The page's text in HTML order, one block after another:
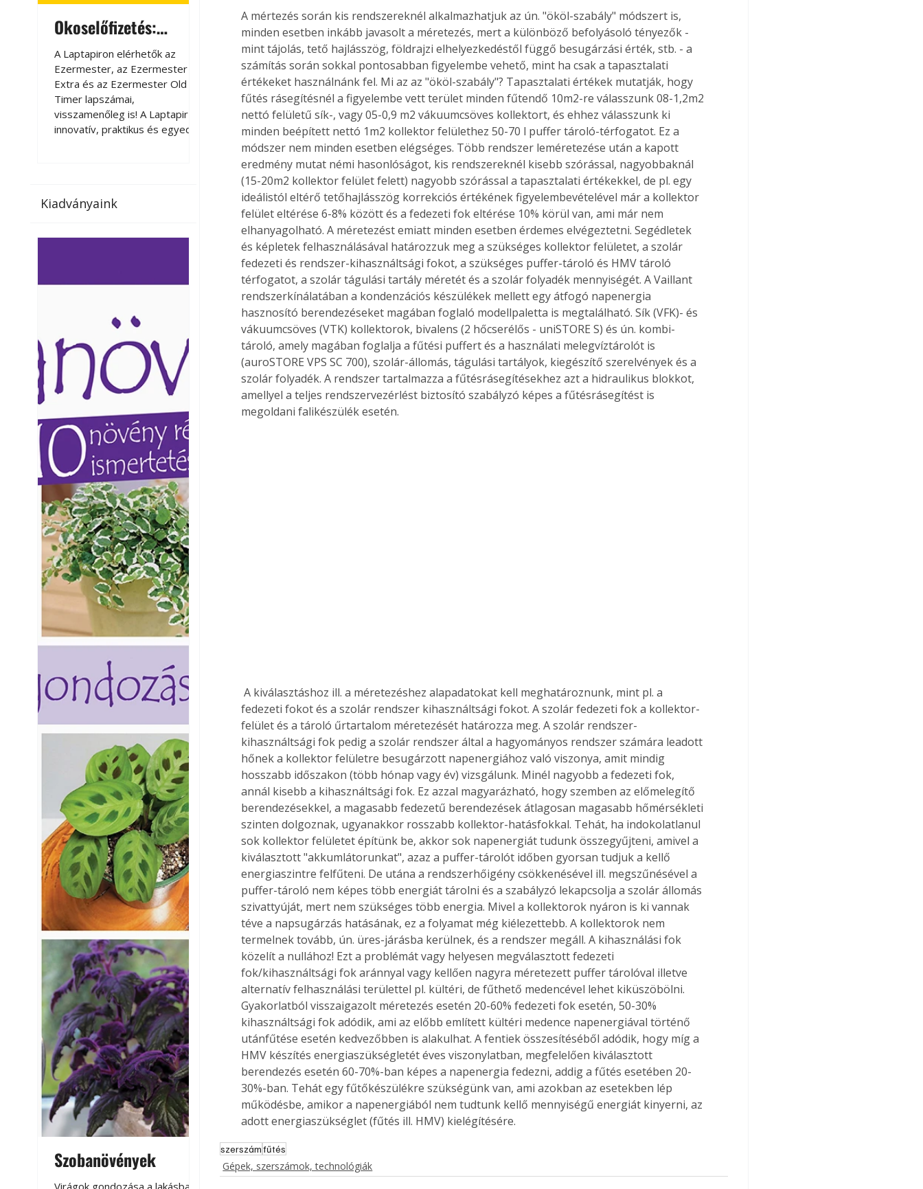
Okoselőfizetés:
Ezermester Extra
A Laptapiron elérhetők az
Ezermester, az Ezermester
Extra és az Ezermester Old
Timer lapszámai,
visszamenőleg is! A Laptapir új,
innovatív, praktikus és egyedi
az otthonában, útközben vagy
elérhetők lapszámaink. Bárhol,
Okoselőfizetés
A Laptapiron elérhetők az
Ezermester, az Ezermester
Extra és az Ezermester Old
Timer lapszámai,
visszamenőleg is! A Laptapir új,
innovatív, praktikus és egyedi
megoldás a nyomtatott
magazinok digitális olvasására
számítógépen, okostelefonon
vagy táblagépen. Kényelmesen
az otthonában, útközben vagy
nyaralás, pihenés alatt is
elérhetők lapszámaink. Bárhol,
bármikor, akár külföldön élve
vagy dolgozva is olvashatók az
Ezermester lapszámai. A
Laptapir kényelmes megoldás,
mert: – t
Együtt jobban megéri!
Bővebb információ itt!
Együtt jobban megéri! A
könyvek tetszőleges
párosítással kedvezményes
áron, 0 Ft postaköltséggel
megrendelhetők!
Kiadványaink
Szobanövények
Virágoskert: kertben,
teraszon, lakásban
Gyógyító növények: a
természet kincsei az
A mértezés során kis rendszereknél alkalmazhatjuk az ún. "ököl-szabály" módszert is,
minden esetben inkább javasolt a méretezés, mert a különböző befolyásoló tényezők -
mint tájolás, tető hajlásszög, földrajzi elhelyezkedéstől függő besugárzási érték, stb. - a
számítás során sokkal pontosabban figyelembe vehető, mint ha csak a tapasztalati
értékeket használnánk fel. Mi az az "ököl-szabály"? Tapasztalati értékek mutatják, hogy
fűtés rásegítésnél a figyelembe vett terület minden fűtendő 10m2-re válasszunk 08-1,2m2
nettó felületű sík-, vagy 05-0,9 m2 vákuumcsöves kollektort, és ehhez válasszunk ki
minden beépített nettó 1m2 kollektor felülethez 50-70 l puffer tároló-térfogatot. Ez a
módszer nem minden esetben elégséges. Több rendszer leméretezése után a kapott
eredmény mutat némi hasonlóságot, kis rendszereknél kisebb szórással, nagyobbaknál
(15-20m2 kollektor felület felett) nagyobb szórással a tapasztalati értékekkel, de pl. egy
ideálistól eltérő tetőhajlásszög korrekciós értékének figyelembevételével már a kollektor
felület eltérése 6-8% között és a fedezeti fok eltérése 10% körül van, ami már nem
elhanyagolható. A méretezést emiatt minden esetben érdemes elvégeztetni. Segédletek
és képletek felhasználásával határozzuk meg a szükséges kollektor felületet, a szolár
fedezeti és rendszer-kihasználtsági fokot, a szükséges puffer-tároló és HMV tároló
térfogatot, a szolár tágulási tartály méretét és a szolár folyadék mennyiségét. A Vaillant
rendszerkínálatában a kondenzációs készülékek mellett egy átfogó napenergia
hasznosító berendezéseket magában foglaló modellpaletta is megtalálható. Sík (VFK)- és
vákuumcsöves (VTK) kollektorok, bivalens (2 hőcserélős - uniSTORE S) és ún. kombi-
tároló, amely magában foglalja a fűtési puffert és a használati melegvíztárolót is
(auroSTORE VPS SC 700), szolár-állomás, tágulási tartályok, kiegészítő szerelvények és a
szolár folyadék. A rendszer tartalmazza a fűtésrásegítésekhez azt a hidraulikus blokkot,
amellyel a teljes rendszervezérlést biztosító szabályzó képes a fűtésrásegítést is
megoldani falikészülék esetén.
A kiválasztáshoz ill. a méretezéshez alapadatokat kell meghatároznunk, mint pl. a
fedezeti fokot és a szolár rendszer kihasználtsági fokot. A szolár fedezeti fok a kollektor-
felület és a tároló űrtartalom méretezését határozza meg. A szolár rendszer-
kihasználtsági fok pedig a szolár rendszer által a hagyományos rendszer számára leadott
hőnek a kollektor felületre besugárzott napenergiához való viszonya, amit mindig
hosszabb időszakon (több hónap vagy év) vizsgálunk. Minél nagyobb a fedezeti fok,
annál kisebb a kihasználtsági fok. Ez azzal magyarázható, hogy szemben az előmelegítő
berendezésekkel, a magasabb fedezetű berendezések átlagosan magasabb hőmérsékleti
szinten dolgoznak, ugyanakkor rosszabb kollektor-hatásfokkal. Tehát, ha indokolatlanul
sok kollektor felületet építünk be, akkor sok napenergiát tudunk összegyűjteni, amivel a
kiválasztott "akkumlátorunkat", azaz a puffer-tárolót időben gyorsan tudjuk a kellő
energiaszintre felfűteni. De utána a rendszerhőigény csökkenésével ill. megszűnésével a
puffer-tároló nem képes több energiát tárolni és a szabályzó lekapcsolja a szolár állomás
szivattyúját, mert nem szükséges több energia. Mivel a kollektorok nyáron is ki vannak
téve a napsugárzás hatásának, ez a folyamat még kiélezettebb. A kollektorok nem
termelnek tovább, ún. üres-járásba kerülnek, és a rendszer megáll. A kihasználási fok
közelít a nullához! Ezt a problémát vagy helyesen megválasztott fedezeti
fok/kihasználtsági fok aránnyal vagy kellően nagyra méretezett puffer tárolóval illetve
alternatív felhasználási területtel pl. kültéri, de fűthető medencével lehet kiküszöbölni.
Gyakorlatból visszaigazolt méretezés esetén 20-60% fedezeti fok esetén, 50-30%
kihasználtsági fok adódik, ami az előbb említett kültéri medence napenergiával történő
utánfűtése esetén kedvezőbben is alakulhat. A fentiek összesítéséből adódik, hogy míg a
HMV készítés energiaszükségletét éves viszonylatban, megfelelően kiválasztott
berendezés esetén 60-70%-ban képes a napenergia fedezni, addig a fűtés esetében 20-
30%-ban. Tehát egy fűtőkészülékre szükségünk van, ami azokban az esetekben lép
működésbe, amikor a napenergiából nem tudtunk kellő mennyiségű energiát kinyerni, az
adott energiaszükséglet (fűtés ill. HMV) kielégítésére.
szerszámfűtés
Gépek, szerszámok, technológiák